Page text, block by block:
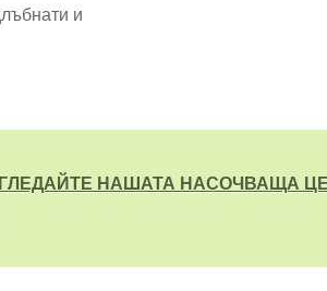
и
НАШАТА НАСОЧВАЩА